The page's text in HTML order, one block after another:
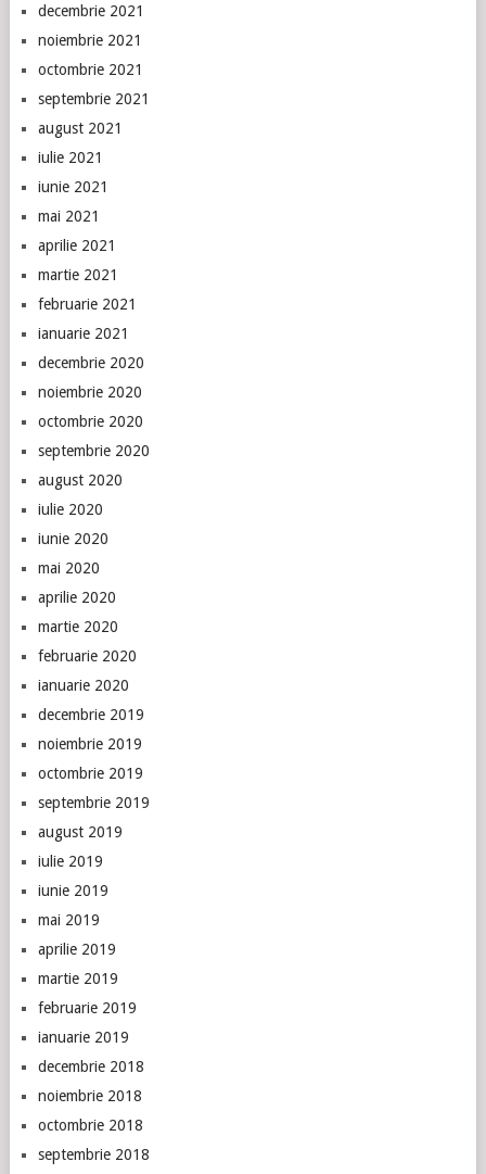
decembrie 2021
noiembrie 2021
octombrie 2021
septembrie 2021
august 2021
iulie 2021
iunie 2021
mai 2021
aprilie 2021
martie 2021
februarie 2021
ianuarie 2021
decembrie 2020
noiembrie 2020
octombrie 2020
septembrie 2020
august 2020
iulie 2020
iunie 2020
mai 2020
aprilie 2020
martie 2020
februarie 2020
ianuarie 2020
decembrie 2019
noiembrie 2019
octombrie 2019
septembrie 2019
august 2019
iulie 2019
iunie 2019
mai 2019
aprilie 2019
martie 2019
februarie 2019
ianuarie 2019
decembrie 2018
noiembrie 2018
octombrie 2018
septembrie 2018